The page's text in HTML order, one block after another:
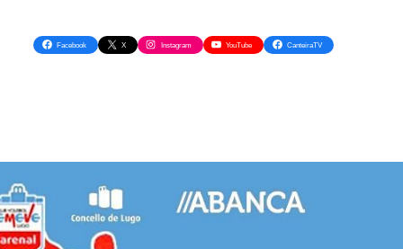
Facebook X Instagram YouTube CanteiraTV